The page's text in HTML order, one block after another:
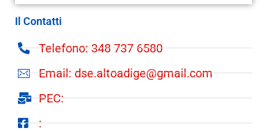
Il Contatti
Telefono: 348 737 6580
Email: dse.altoadige@gmail.com
PEC:
: